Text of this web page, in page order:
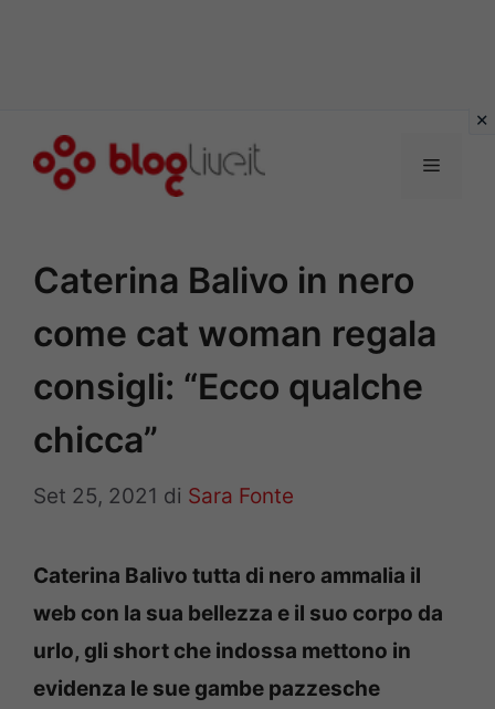
Menu
Caterina Balivo in nero
come cat woman regala
consigli: “Ecco qualche
chicca”
Set 25, 2021 di Sara Fonte
Caterina Balivo tutta di nero ammalia il
web con la sua bellezza e il suo corpo da
urlo, gli short che indossa mettono in
evidenza le sue gambe pazzesche